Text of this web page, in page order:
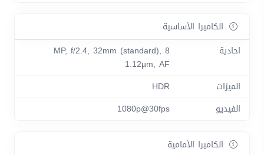
الكاميرا الأساسية
احادية
8 MP, f/2.4, 32mm (standard),
1.12µm, AF
الميزات
HDR
الفيديو
1080p@30fps
الكاميرا الأمامية